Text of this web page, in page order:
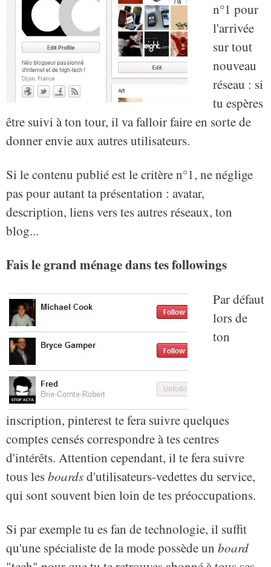
n°1 pour
l'arrivée
sur tout
nouveau
réseau : si
tu espères
être suivi à ton tour, il va falloir faire en sorte de
donner envie aux autres utilisateurs.
Si le contenu publié est le critère n°1, ne néglige
pas pour autant ta présentation : avatar,
description, liens vers tes autres réseaux, ton
blog...
Fais le grand ménage dans tes followings
Par défaut
lors de
ton
inscription, pinterest te fera suivre quelques
comptes censés correspondre à tes centres
d'intérêts. Attention cependant, il te fera suivre
tous lesboardsd'utilisateurs-vedettes du service,
qui sont souvent bien loin de tes préoccupations.
Si par exemple tu es fan de technologie, il suffit
qu'une spécialiste de la mode possède un board